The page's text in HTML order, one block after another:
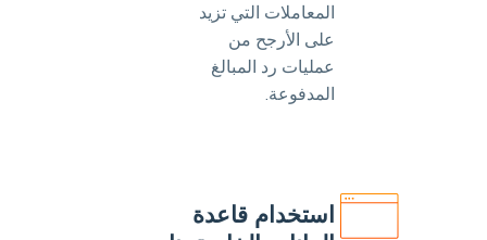
المعاملات التي تزيد
على الأرجح من
عمليات رد المبالغ
المدفوعة.
استخدام قاعدة